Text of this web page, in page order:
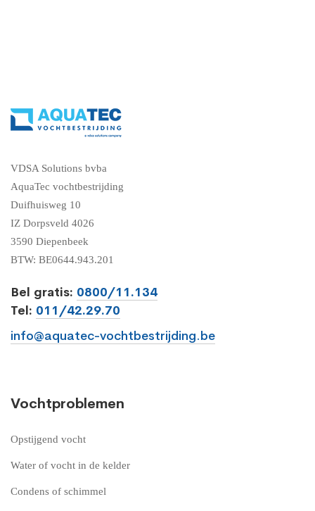
VDSA Solutions bvba
AquaTec vochtbestrijding
Duifhuisweg 10
IZ Dorpsveld 4026
3590 Diepenbeek
BTW: BE0644.943.201
Bel gratis: 0800/11.134
Tel: 011/42.29.70
info@aquatec-vochtbestrijding.be
Vochtproblemen
Opstijgend vocht
Water of vocht in de kelder
Condens of schimmel